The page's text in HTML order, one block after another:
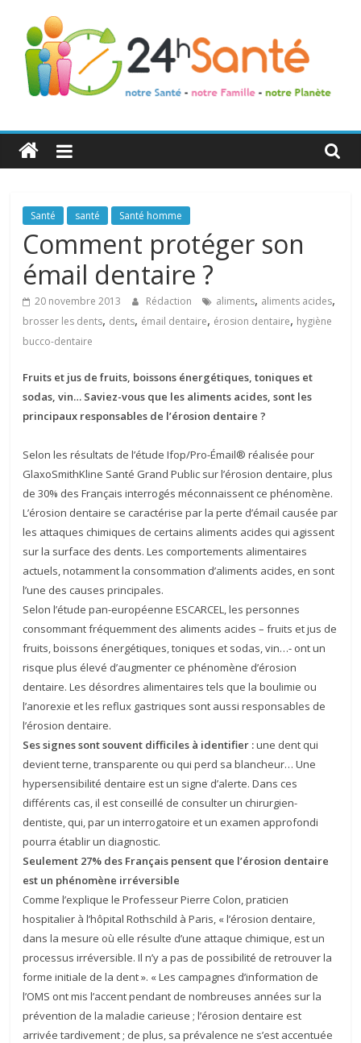
24h
Santé
La
santé
de
toute
famille
Santé santé Santé homme
Comment protéger son
émail dentaire ?
20 novembre 2013 Rédaction aliments, aliments acides,
brosser les dents, dents, émail dentaire, érosion dentaire, hygiène
bucco-dentaire
Fruits et jus de fruits, boissons énergétiques, toniques et
sodas, vin… Saviez-vous que les aliments acides, sont les
principaux responsables de l’érosion dentaire ?
Selon les résultats de l’étude Ifop/Pro-Émail® réalisée pour
GlaxoSmithKline Santé Grand Public sur l’érosion dentaire, plus
de 30% des Français interrogés méconnaissent ce phénomène.
L’érosion dentaire se caractérise par la perte d’émail causée par
les attaques chimiques de certains aliments acides qui agissent
sur la surface des dents. Les comportements alimentaires
actuels, notamment la consommation d’aliments acides, en sont
l’une des causes principales.
Selon l’étude pan-européenne ESCARCEL, les personnes
consommant fréquemment des aliments acides – fruits et jus de
fruits, boissons énergétiques, toniques et sodas, vin…- ont un
risque plus élevé d’augmenter ce phénomène d’érosion
dentaire. Les désordres alimentaires tels que la boulimie ou
l’anorexie et les reflux gastriques sont aussi responsables de
l’érosion dentaire.
Ses signes sont souvent difficiles à identifier :une dent qui
devient terne, transparente ou qui perd sa blancheur… Une
hypersensibilité dentaire est un signe d’alerte. Dans ces
différents cas, il est conseillé de consulter un chirurgien-
dentiste, qui, par un interrogatoire et un examen approfondi
pourra établir un diagnostic.
Seulement 27% des Français pensent que l’érosion dentaire
est un phénomène irréversible
Comme l’explique le Professeur Pierre Colon, praticien
hospitalier à l’hôpital Rothschild à Paris, « l’érosion dentaire,
dans la mesure où elle résulte d’une attaque chimique, est un
processus irréversible. Il n’y a pas de possibilité de retrouver la
forme initiale de la dent ». « Les campagnes d’information de
l’OMS ont mis l’accent pendant de nombreuses années sur la
prévention de la maladie carieuse ; l’érosion dentaire est
arrivée tardivement ; de plus, sa prévalence ne s’est accentuée